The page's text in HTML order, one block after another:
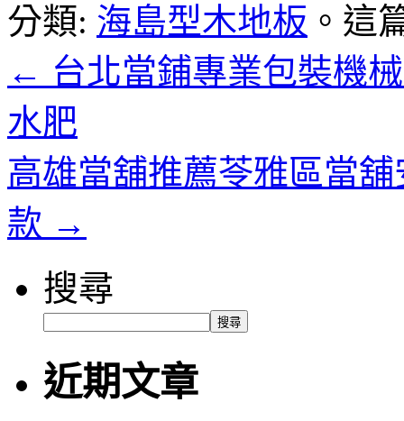
分類: 海島型木地板 。這
← 台北當鋪專業包裝機
水肥
高雄當舖推薦苓雅區當
款 →
搜尋
搜尋
近期文章